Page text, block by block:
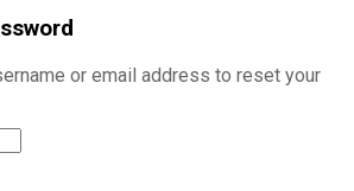
or email address to reset your